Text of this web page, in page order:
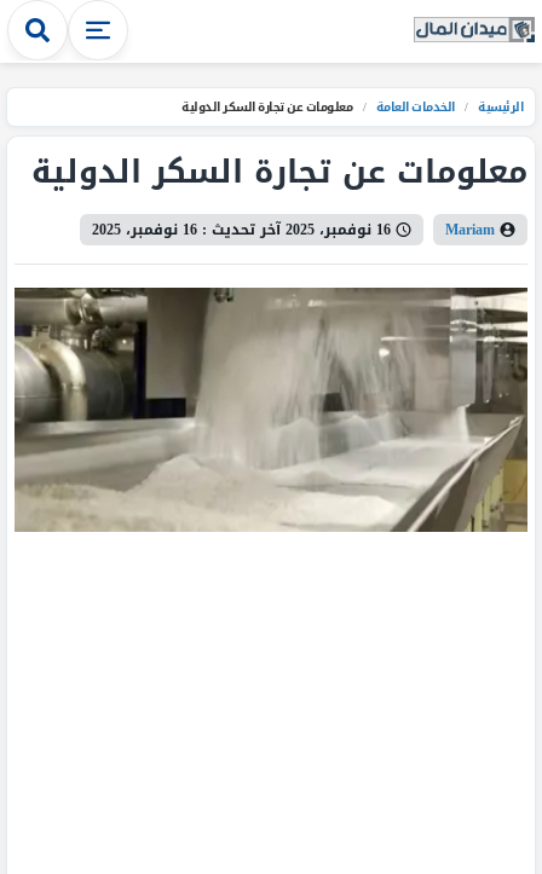
الرئيسية / الخدمات العامة / معلومات عن تجارة السكر الدولية
معلومات عن تجارة السكر الدولية
Mariam 16 نوفمبر، 2025 آخر تحديث : 16 نوفمبر، 2025